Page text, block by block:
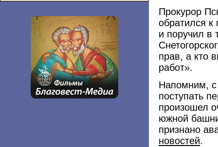
Прокурор
обратился к
и поручил в
прав, а кто
работ».
Напомним, с
поступать
произошел
южной
признано
новостей.